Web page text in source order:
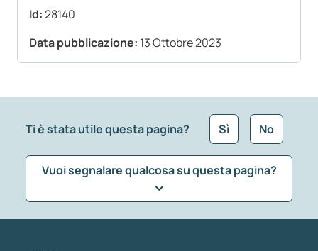
Id:28140
Data pubblicazione: 13 Ottobre 2023
Ti è stata utile questa pagina? Sì No
Vuoi segnalare qualcosa su questa pagina?